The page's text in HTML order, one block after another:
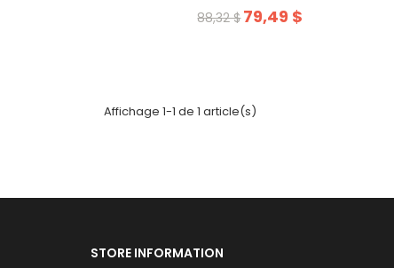
88,32 $79,49 $
Affichage 1-1 de 1 article(s)
STORE INFORMATION